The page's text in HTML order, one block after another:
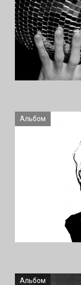
Альбом
Альбом